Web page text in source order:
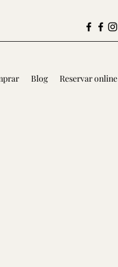
Blog Reservar online